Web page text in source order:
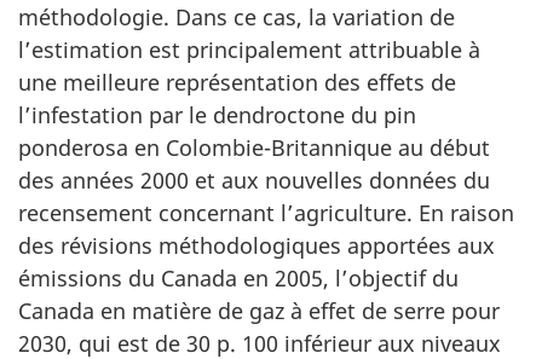
méthodologie. Dans ce cas, la variation de
l’estimation est principalement attribuable à
une meilleure représentation des effets de
l’infestation par le dendroctone du pin
ponderosa en Colombie-Britannique au début
des années 2000 et aux nouvelles données du
recensement concernant l’agriculture. En raison
des révisions méthodologiques apportées aux
émissions du Canada en 2005, l’objectif du
Canada en matière de gaz à effet de serre pour
2030, qui est de 30 p. 100 inférieur aux niveaux